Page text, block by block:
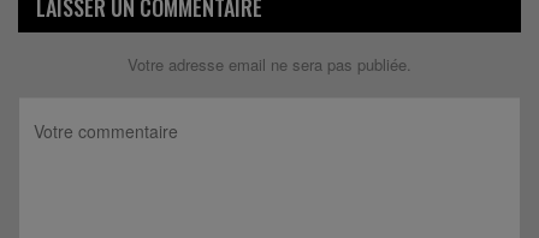
LAISSER UN COMMENTAIRE
Votre adresse email ne sera pas publiée.